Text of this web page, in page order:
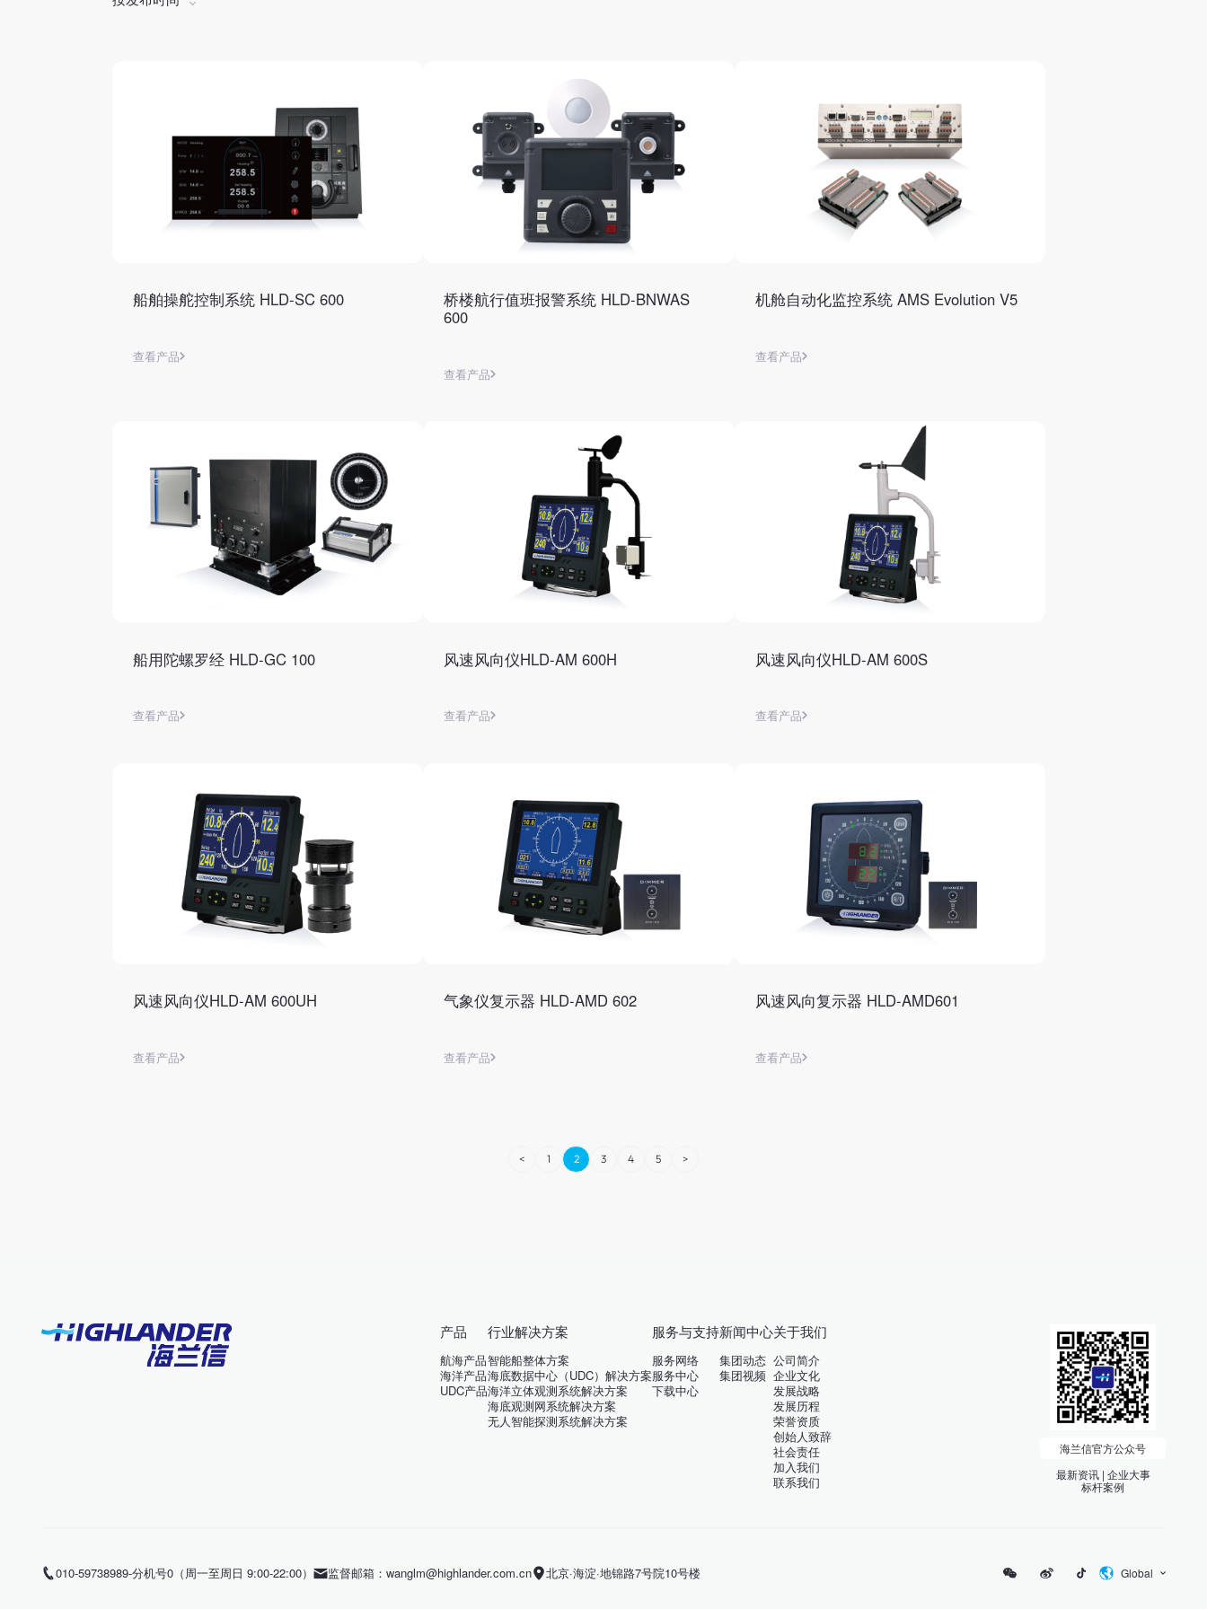
船舶操舵控制系统 HLD-SC 600
查看产品
桥楼航行值班报警系统 HLD-BNWAS
600
查看产品
机舱自动化监控系统 AMS Evolution V5
查看产品
船用陀螺罗经 HLD-GC 100
查看产品
风速风向仪HLD-AM 600H
查看产品
风速风向仪HLD-AM 600S
查看产品
风速风向仪HLD-AM 600UH
查看产品
气象仪复示器 HLD-AMD 602
查看产品
风速风向复示器 HLD-AMD601
查看产品
< 1 2 3 4 5 >
产品
航海产品
海洋产品
UDC产品
行业解决方案
智能船整体方案
海底数据中心（UDC）解决方案
海洋立体观测系统解决方案
海底观测网系统解决方案
无人智能探测系统解决方案
服务与支持
服务网络
服务中心
下载中心
新闻中心
集团动态
集团视频
关于我们
公司简介
企业文化
发展战略
发展历程
荣誉资质
创始人致辞
社会责任
加入我们
联系我们
海兰信官方公众号
最新资讯 | 企业大事
标杆案例
010-59738989-分机号0（周一至周日 9:00-22:00） 监督邮箱：wanglm@highlander.com.cn 北京·海淀·地锦路7号院10号楼 Global